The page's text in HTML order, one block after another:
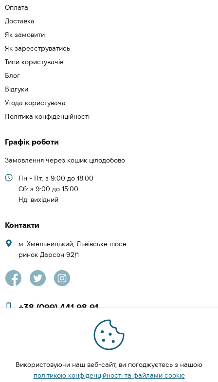
Оплата
Доставка
Як замовити
Як зареєструватись
Типи користувачів
Блог
Відгуки
Угода користувача
Політика конфіденційності
Графік роботи
Замовлення через кошик цілодобово
Пн - Пт: з 9:00 до 18:00
Cб: з 9:00 до 15:00
Нд: вихідний
Контакти
м. Хмельницький, Львівське шосе
ринок Дарсон 92/1
+38 (099) 441 98 91
+38 (097) 423 08 00
zachesa86@gmail.com
ЗАМОВИТИ ДЗВІНОК
Використовуючи наш веб-сайт, ви погоджуєтесь з нашою
політикою конфіденційності та файлами cookie